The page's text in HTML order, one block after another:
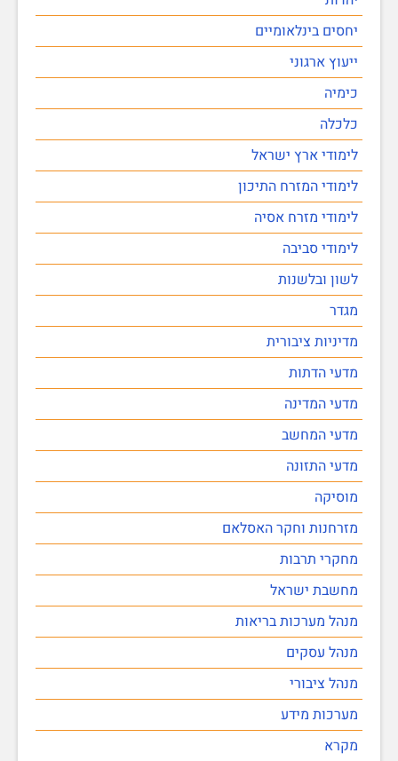
יחסים בינלאומיים
ייעוץ ארגוני
כימיה
כלכלה
לימודי ארץ ישראל
לימודי המזרח התיכון
לימודי מזרח אסיה
לימודי סביבה
לשון ובלשנות
מגדר
מדיניות ציבורית
מדעי הדתות
מדעי המדינה
מדעי המחשב
מדעי התזונה
מוסיקה
מזרחנות וחקר האסלאם
מחקרי תרבות
מחשבת ישראל
מנהל מערכות בריאות
מנהל עסקים
מנהל ציבורי
מערכות מידע
מקרא